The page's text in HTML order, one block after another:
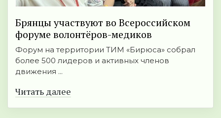
Брянцы участвуют во Всероссийском
форуме волонтёров-медиков
Форум на территории ТИМ «Бирюса» собрал
более 500 лидеров и активных членов
движения ...
Читать далее